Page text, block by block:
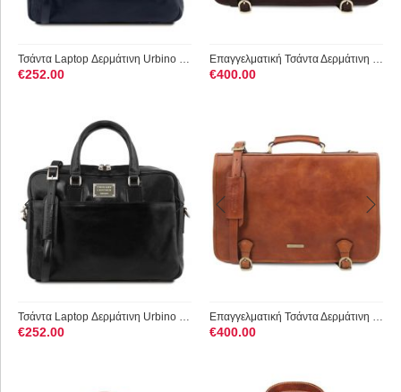
€252.00 €400.00
Τσάντα Laptop Δερμάτινη Urbino 15.6 ίντσες Tuscany Leather TL...
€252.00
Επαγγελματική Τσάντα Δερμάτινη Ancona 17 ίντσες Tuscany Leath...
€400.00